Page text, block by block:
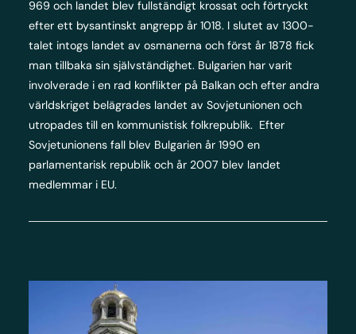
969 och landet blev fullständigt krossat och förtryckt
efter ett bysantinskt angrepp år 1018. I slutet av 1300-
talet intogs landet av osmanerna och först år 1878 fick
man tillbaka sin självständighet. Bulgarien har varit
involverade i en rad konflikter på Balkan och efter andra
världskriget belägrades landet av Sovjetunionen och
utropades till en kommunistisk folkrepublik. Efter
Sovjetunionens fall blev Bulgarien år 1990 en
parlamentarisk republik och år 2007 blev landet
medlemmar i EU.